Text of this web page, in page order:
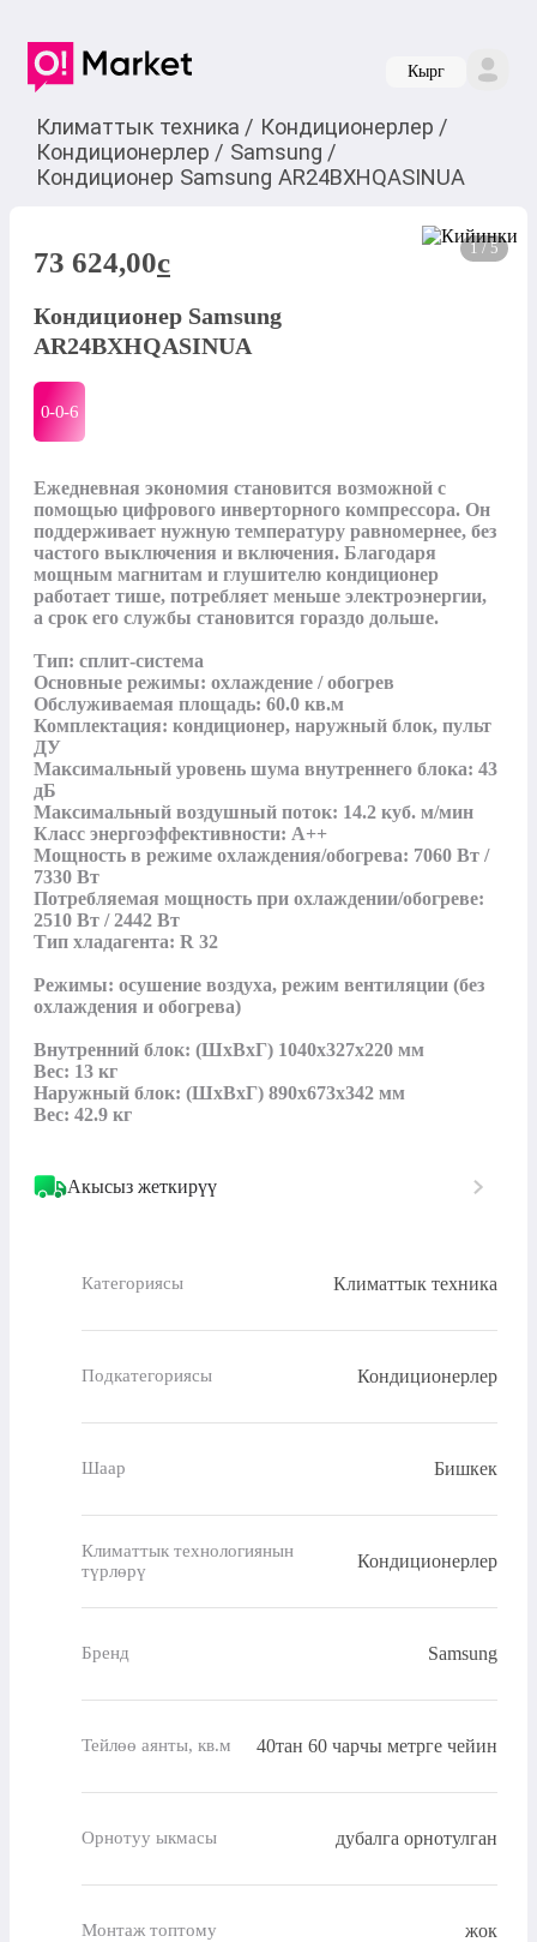
Кырг
Климаттык техника / Кондиционерлер /
Кондиционерлер / Samsung /
Кондиционер Samsung AR24BXHQASINUA
1 / 5
73 624,00c
Кондиционер Samsung
AR24BXHQASINUA
0-0-6
Ежедневная экономия становится возможной с
помощью цифрового инверторного компрессора. Он
поддерживает нужную температуру равномернее, без
частого выключения и включения. Благодаря
мощным магнитам и глушителю кондиционер
работает тише, потребляет меньше электроэнергии,
а срок его службы становится гораздо дольше.
Тип: сплит-система
Основные режимы: охлаждение / обогрев
Обслуживаемая площадь: 60.0 кв.м
Комплектация: кондиционер, наружный блок, пульт
ДУ
Максимальный уровень шума внутреннего блока: 43
дБ
Максимальный воздушный поток: 14.2 куб. м/мин
Класс энергоэффективности: А++
Мощность в режиме охлаждения/обогрева: 7060 Вт /
7330 Вт
Потребляемая мощность при охлаждении/обогреве:
2510 Вт / 2442 Вт
Тип хладагента: R 32
Режимы: осушение воздуха, режим вентиляции (без
охлаждения и обогрева)
Внутренний блок: (ШxВxГ) 1040x327x220 мм
Вес: 13 кг
Наружный блок: (ШxВxГ) 890x673x342 мм
Вес: 42.9 кг
Акысыз жеткирүү
Категориясы Климаттык техника
Подкатегориясы Кондиционерлер
Шаар Бишкек
Климаттык технологиянын
түрлөрү
Кондиционерлер
Бренд Samsung
Тейлөө аянты, кв.м 40тан 60 чарчы метрге чейин
Орнотуу ыкмасы дубалга орнотулган
Монтаж топтому жок